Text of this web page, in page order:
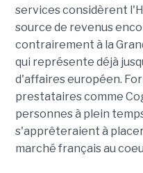
services considèrent
source de revenus
contrairement à la
qui représente déjà
d'affaires européen.
prestataires comme
personnes à plein
s'apprêteraient à
marché français au